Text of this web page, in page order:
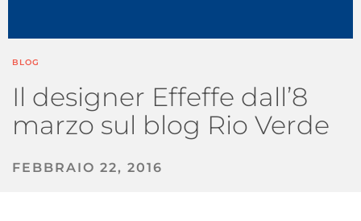
BLOG
Il designer Effeffe dall’8
marzo sul blog Rio Verde
FEBBRAIO 22, 2016